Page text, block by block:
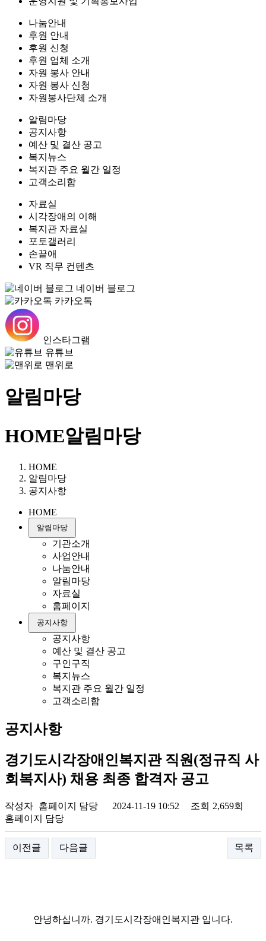
나눔안내
후원 안내
후원 신청
후원 업체 소개
자원 봉사 안내
자원 봉사 신청
자원봉사단체 소개
알림마당
공지사항
예산 및 결산 공고
복지뉴스
복지관 주요 월간 일정
고객소리함
자료실
시각장애의 이해
복지관 자료실
포토갤러리
손끝애
VR 직무 컨텐츠
네이버 블로그
카카오톡
인스타그램
유튜브
맨위로
알림마당
HOME알림마당
HOME
알림마당
공지사항
HOME
알림마당
기관소개
사업안내
나눔안내
알림마당
자료실
홈페이지
공지사항
공지사항
예산 및 결산 공고
구인구직
복지뉴스
복지관 주요 월간 일정
고객소리함
공지사항
경기도시각장애인복지관 직원(정규직 사
회복지사) 채용 최종 합격자 공고
작성자 홈페이지 담당 2024-11-19 10:52 조회 2,659회
홈페이지 담당
이전글 다음글 목록
안녕하십니까. 경기도시각장애인복지관 입니다.